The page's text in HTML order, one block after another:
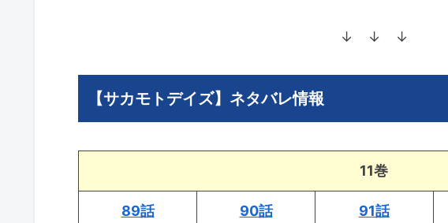
↓ ↓ ↓
【サカモトデイズ】ネタバレ情報
11巻
89話 90話 91話